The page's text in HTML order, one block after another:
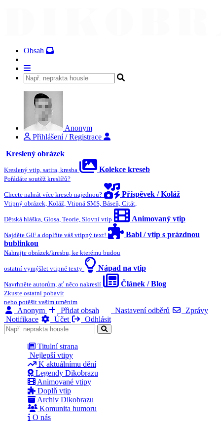
Obsah
Anonym
Přihlášení / Registrace
Kreslený obrázek
Kreslený vtip, satira, kresba Kolekce kreseb
Pořádáte soutěž kreslířů?
Chcete nahrát více kreseb najednou? Příspěvek / Koláž
Vtipný obrázek, Koláž, Vtipná SMS, Báseň, Citát,
Dětská hláška, Glosa, Teorie, Slovní vtip Animovaný vtip
Najděte GIF a doplňte váš vtipný text!
Babl / vtip s prázdnou
bublinkou
Nahrajte obrázek/kresbu, ke kterému budou
ostatní vymýšlet vtipné texty Nápad na vtip
Navrhněte autorům, ať něco nakreslí Článek / Blog
Zkuste ostatní pobavit
nebo potěšit vašim uměním
Anonym Přidat obsah Nastavení odběrů
Zprávy
Notifikace
Účet Odhlásit
Titulní strana
Nejlepší vtipy
K aktuálnímu dění
Legendy Dikobrazu
Animované vtipy
Doplň vtip
Archiv Dikobrazu
Komunita humoru
O nás